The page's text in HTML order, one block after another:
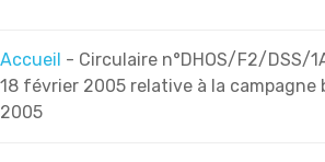
Accueil - Circulaire n°DHOS/F2/DSS/
18 février 2005 relative à la campagne
2005